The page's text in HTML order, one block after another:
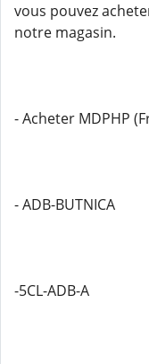
vous pouvez
notre magasin.
- Acheter MDPHP
- ADB-BUTNICA
-5CL-ADB-A